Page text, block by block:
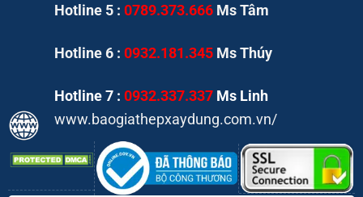
Hotline 5 :0789.373.666 Ms Tâm
Hotline 6 :0932.181.345 Ms Thúy
Hotline 7 : 0932.337.337 Ms Linh
www.baogiathepxaydung.com.vn/